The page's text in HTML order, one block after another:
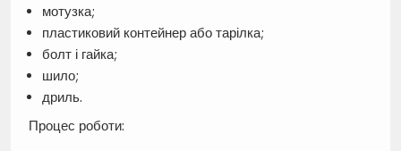
мотузка;
пластиковий контейнер або тарілка;
болт і гайка;
шило;
дриль.
Процес роботи: